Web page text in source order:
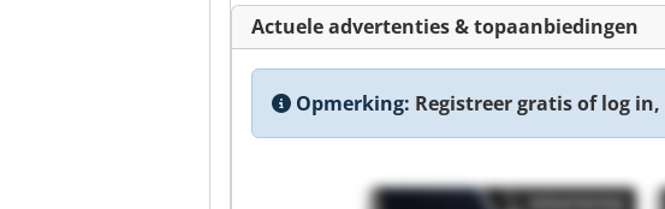
Actuele advertenties & topaanbiedingen
Opmerking: Registreer gratis of log in,